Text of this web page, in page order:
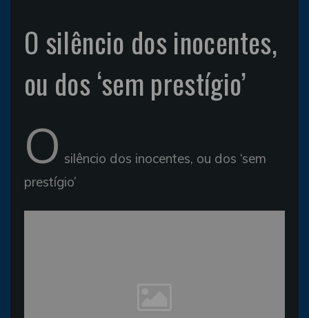
O silêncio dos inocentes,
ou dos ‘sem prestígio’
O silêncio dos inocentes, ou dos ‘sem
prestígio’